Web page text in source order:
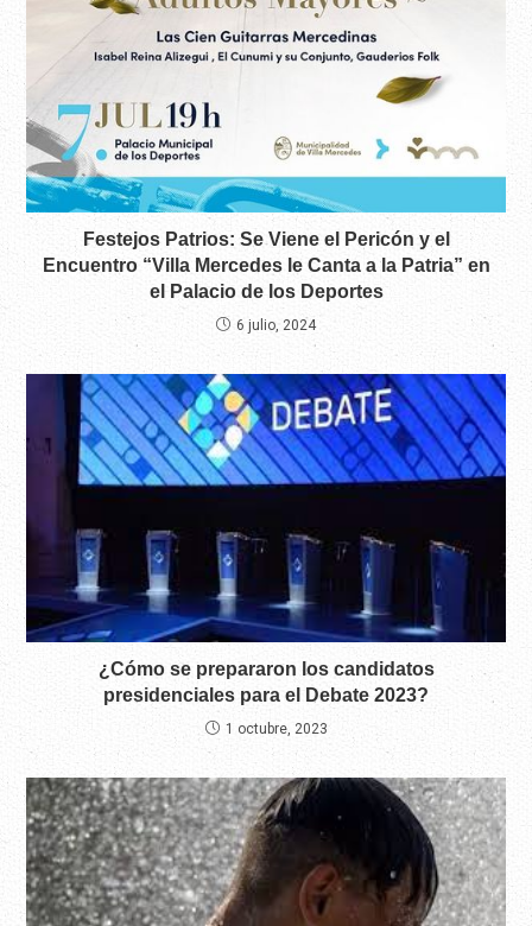
Festejos Patrios: Se Viene el Pericón y el
Encuentro “Villa Mercedes le Canta a la Patria” en
el Palacio de los Deportes
6 julio, 2024
¿Cómo se prepararon los candidatos
presidenciales para el Debate 2023?
1 octubre, 2023